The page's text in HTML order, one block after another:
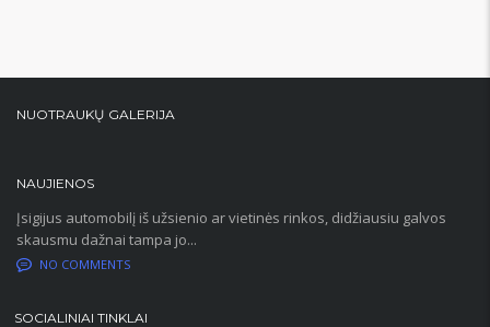
NUOTRAUKŲ GALERIJA
NAUJIENOS
Įsigijus automobilį iš užsienio ar vietinės rinkos, didžiausiu galvos
skausmu dažnai tampa jo...
NO COMMENTS
SOCIALINIAI TINKLAI